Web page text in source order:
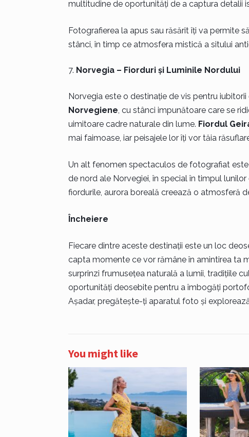
multitudine de oportunități de a captura detalii
Fotografierea la apus sau răsărit îți va permite
stânci, în timp ce atmosfera mistică a sitului
Norvegia – Fiorduri și Luminile Nordului
Norvegia este o destinație de vis pentru
Norvegiene, cu stânci impunătoare care se
uimitoare cadre naturale din lume. Fiordul
mai faimoase, iar peisajele lor îți vor tăia
Un alt fenomen spectaculos de fotografiat este
de nord ale Norvegiei, în special în timpul
fiordurile, aurora boreală creează o atmosferă
Încheiere
Fiecare dintre aceste destinații este un loc
capta momente ce vor rămâne în amintirea ta
surprinzi frumusețea naturală a lumii, tradițiile
oportunități deosebite pentru a îmbogăți
Așadar, pregătește-ți aparatul foto și
You might like